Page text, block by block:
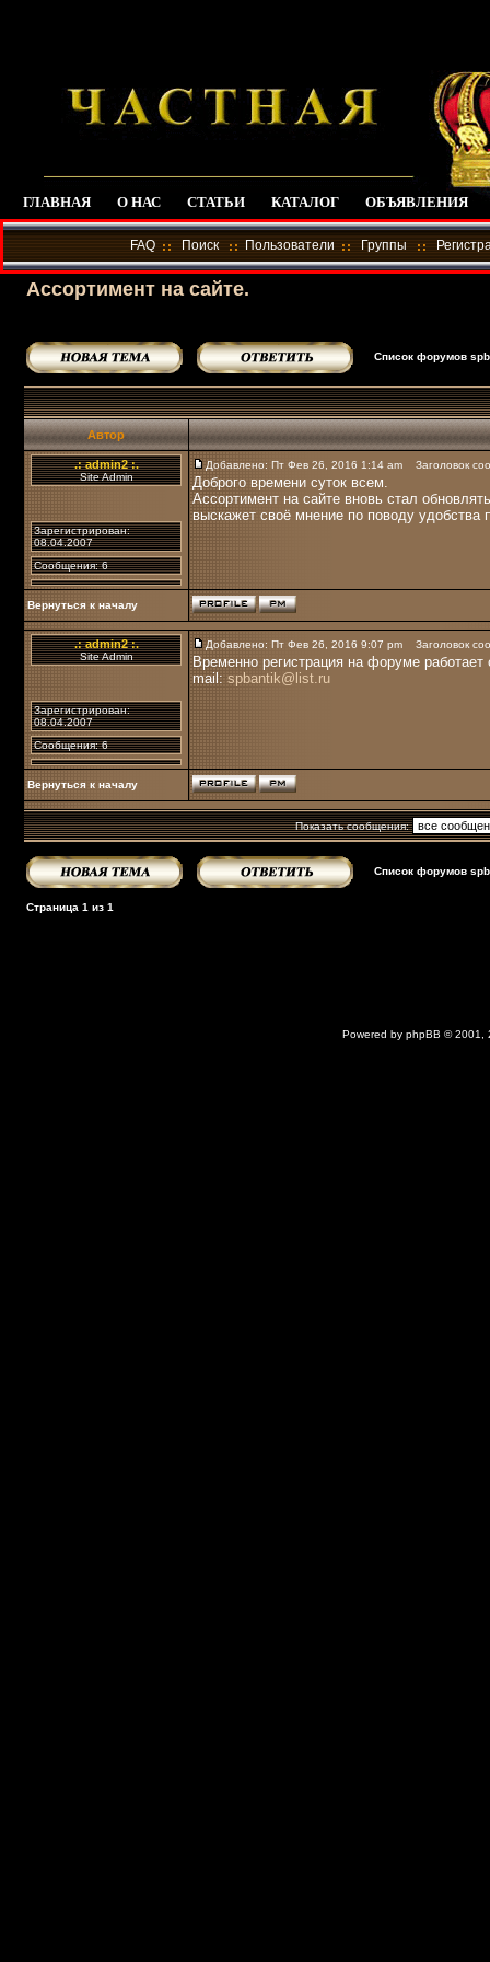
ГЛАВНАЯ О НАС СТАТЬИ КАТАЛОГ ОБЪЯВЛЕНИЯ
FAQ Поиск Пользователи Группы
Ассортимент на сайте.
Список форумов
Автор
.: admin2 :.
Site Admin
Зарегистрирован:
08.04.2007
Сообщения: 6
Добавлено: Пт Фев 26, 2016 1:14 am Заголовок
Доброго времени суток всем.
Ассортимент на сайте вновь стал
выскажет своё мнение по поводу удобства
Вернуться к началу
.: admin2 :.
Site Admin
Зарегистрирован:
08.04.2007
Сообщения: 6
Добавлено: Пт Фев 26, 2016 9:07 pm Заголовок
Временно регистрация на форуме
mail: spbantik@list.ru
Вернуться к началу
Показать сообщения:
Список форумов
Страница 1 из 1
Powered by phpBB © 2001,